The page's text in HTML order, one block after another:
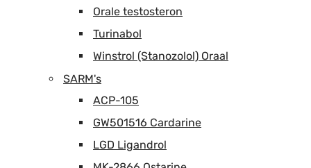
Orale testosteron
Turinabol
Winstrol (Stanozolol) Oraal
SARM's
ACP-105
GW501516 Cardarine
LGD Ligandrol